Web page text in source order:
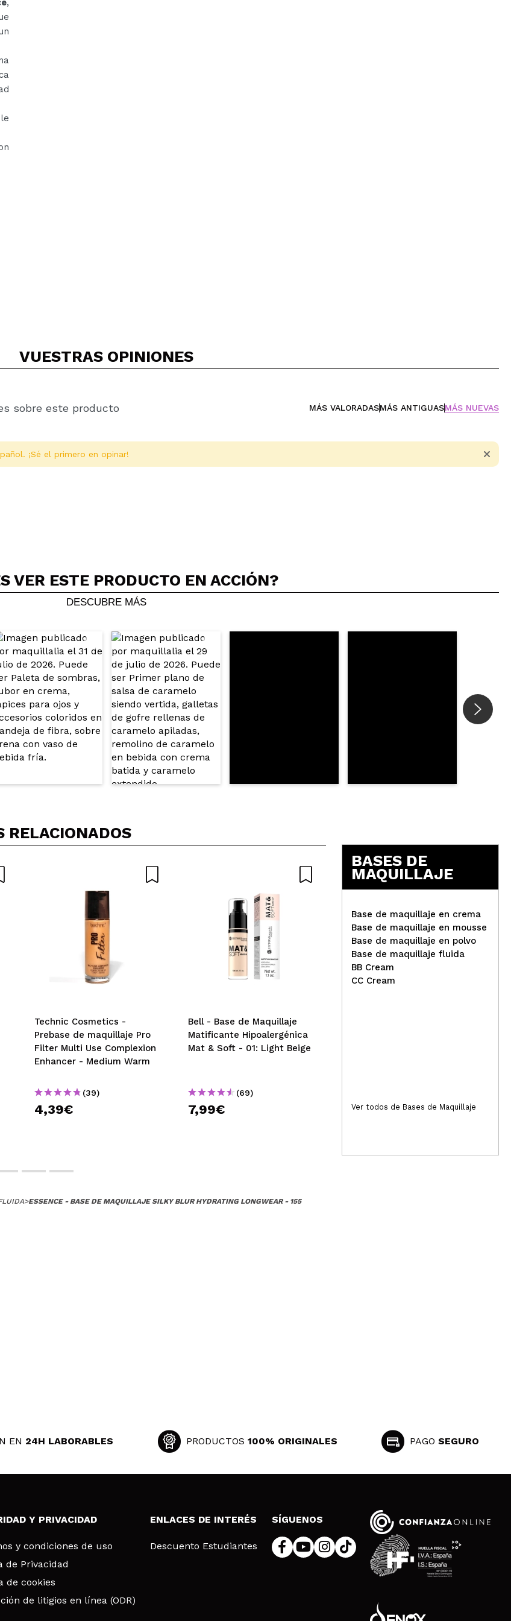
VUESTRAS OPINIONES
sobre este producto MÁS VALORADASMÁS ANTIGUASMÁS NUEVAS
un vídeo o una foto
podría ser el primero. Imagínatelo...
Si No 5/5
¡Sé el primero en opinar!
VER ESTE PRODUCTO EN ACCIÓN?
DESCUBRE MÁS
RELACIONADOS
Technic Cosmetics -
Prebase de maquillaje Pro
Filter Multi Use Complexion
Enhancer - Medium Warm
(39)
4,39€
Bell - Base de Maquillaje
Matificante Hipoalergénica
Mat & Soft - 01: Light Beige
(69)
7,99€
Technic Cosmetics - Base
de maquillaje Sculpt &
3,29€
BASES DE
MAQUILLAJE
Base de maquillaje en crema
Base de maquillaje en mousse
Base de maquillaje en polvo
Base de maquillaje fluida
BB Cream
CC Cream
Ver todos de Bases de Maquillaje
>ESSENCE - BASE DE MAQUILLAJE SILKY BLUR HYDRATING LONGWEAR - 155
EN 24H LABORABLES PRODUCTOS 100% ORIGINALES PAGO SEGURO
Y PRIVACIDAD
y condiciones de uso
de Privacidad
de cookies
de litigios en línea (ODR)
ENLACES DE INTERÉS
Descuento Estudiantes
SÍGUENOS